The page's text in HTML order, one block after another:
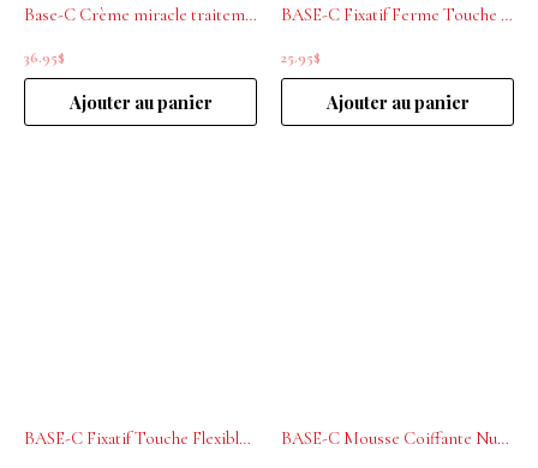
Base-C Crème miracle traitement 21-EN-1 200ml
36.95$
Ajouter au panier
BASE-C Fixatif Ferme Touche Final 394ml
25.95$
Ajouter au panier
BASE-C Fixatif Touche Flexible tenue moyenne 394ml BASE-C Mousse Coiffante Nuage volume 250ml